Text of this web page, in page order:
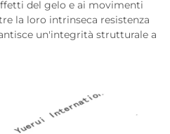
del gelo e ai movimenti
la loro intrinseca resistenza
un'integrità strutturale a